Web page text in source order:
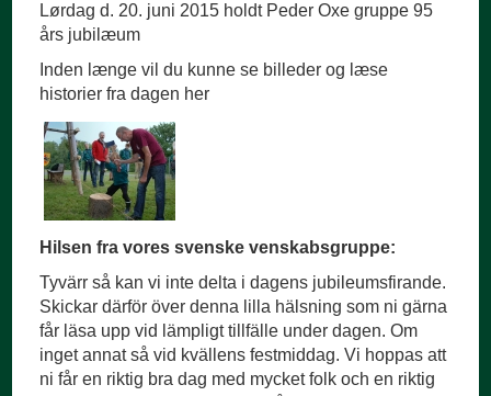
Lørdag d. 20. juni 2015 holdt Peder Oxe gruppe 95
års jubilæum
Inden længe vil du kunne se billeder og læse
historier fra dagen her
Hilsen fra vores svenske venskabsgruppe:
Tyvärr så kan vi inte delta i dagens jubileumsfirande.
Skickar därför över denna lilla hälsning som ni gärna
får läsa upp vid lämpligt tillfälle under dagen. Om
inget annat så vid kvällens festmiddag. Vi hoppas att
ni får en riktig bra dag med mycket folk och en riktig